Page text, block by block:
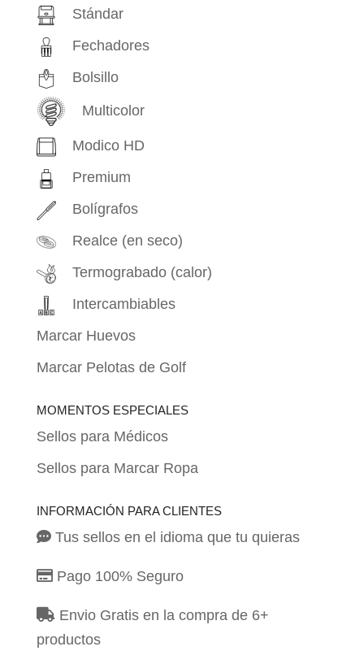
Stándar
Fechadores
Bolsillo
Multicolor
Modico HD
Premium
Bolígrafos
Realce (en seco)
Termograbado (calor)
Intercambiables
Marcar Huevos
Marcar Pelotas de Golf
MOMENTOS ESPECIALES
Sellos para Médicos
Sellos para Marcar Ropa
INFORMACIÓN PARA CLIENTES
Tus sellos en el idioma que tu quieras
Pago 100% Seguro
Envio Gratis en la compra de 6+
productos